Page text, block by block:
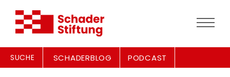
SUCHE SCHADERBLOG PODCAST